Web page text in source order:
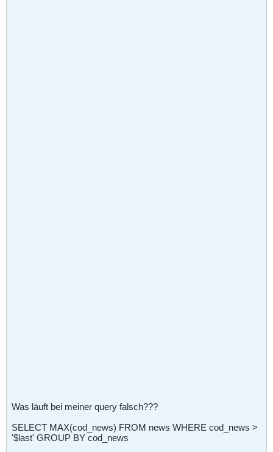
Was läuft bei meiner query falsch???
SELECT MAX(cod_news) FROM news WHERE cod_news >
'$last' GROUP BY cod_news